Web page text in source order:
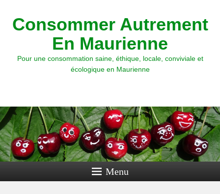
Consommer Autrement
En Maurienne
Pour une consommation saine, éthique, locale, conviviale et
écologique en Maurienne
Menu